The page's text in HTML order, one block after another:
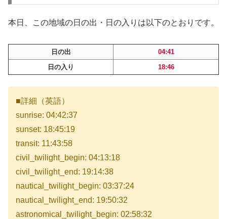
本日、この地域の日の出・日の入りは以下のとおりです。
日の出
04:41
日の入り
18:46
■詳細（英語）
sunrise: 04:42:37
sunset: 18:45:19
transit: 11:43:58
civil_twilight_begin: 04:13:18
civil_twilight_end: 19:14:38
nautical_twilight_begin: 03:37:24
nautical_twilight_end: 19:50:32
astronomical_twilight_begin: 02:58:32